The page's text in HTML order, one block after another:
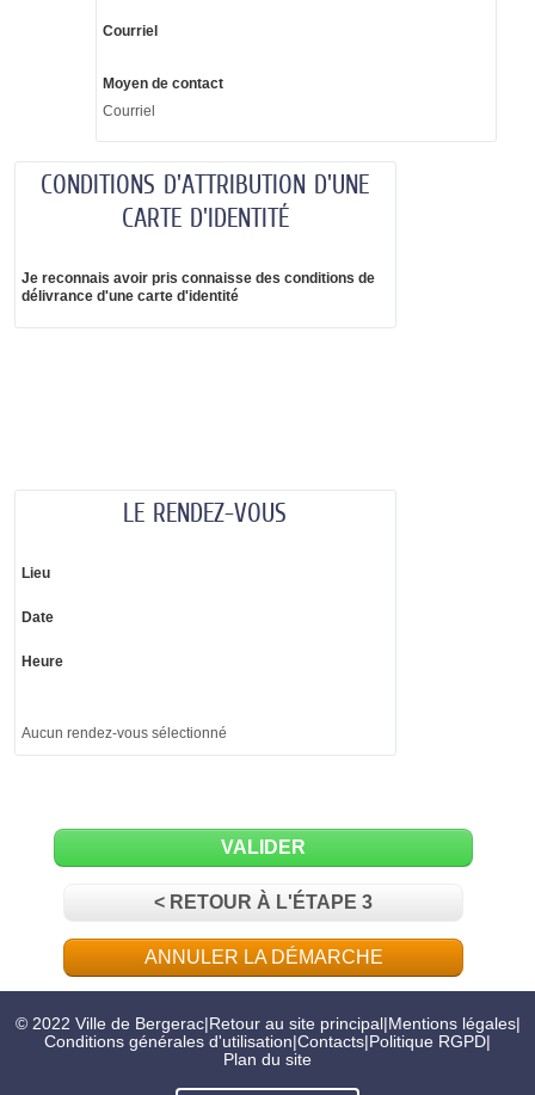
Courriel
Moyen de contact
Courriel
CONDITIONS D'ATTRIBUTION D'UNE
CARTE D'IDENTITÉ
Je reconnais avoir pris connaisse des conditions de
délivrance d'une carte d'identité
LE RENDEZ-VOUS
Lieu
Date
Heure
Aucun rendez-vous sélectionné
VALIDER
< RETOUR À L'ÉTAPE 3
ANNULER LA DÉMARCHE
© 2022 Ville de Bergerac|Retour au site principal|Mentions légales|
Conditions générales d'utilisation|Contacts|Politique RGPD|
Plan du site